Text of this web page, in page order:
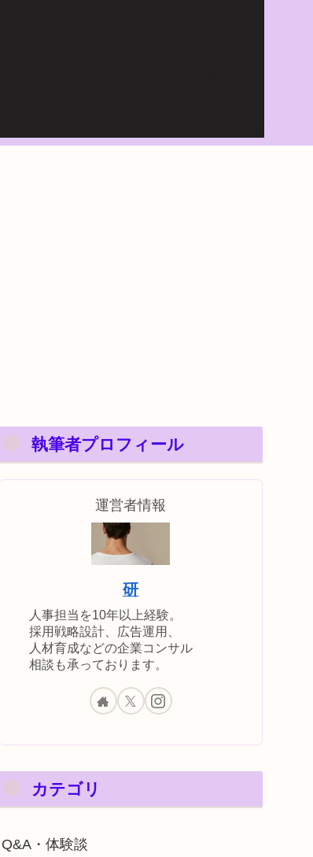
執筆者プロフィール
運営者情報
研
人事担当を10年以上経験。
採用戦略設計、広告運用、
人材育成などの企業コンサル
相談も承っております。
カテゴリ
Q&A・体験談